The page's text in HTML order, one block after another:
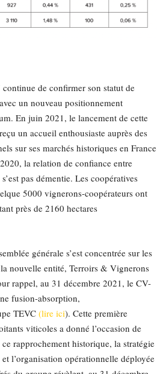
de confirmer son statut de
un nouveau positionnement
En juin 2021, le lancement de cette
un accueil enthousiaste auprès des
sur ses marchés historiques en France
la relation de confiance entre
pas démentie. Les coopératives
5000 vignerons-coopérateurs ont
près de 2160 hectares
générale s’est concentrée sur les
nouvelle entité, Terroirs & Vignerons
rappel, au 31 décembre 2021, le CV-
fusion-absorption,
TEVC (lire ici). Cette première
viticoles a donné l’occasion de
rapprochement historique, la stratégie
l’organisation opérationnelle déployée